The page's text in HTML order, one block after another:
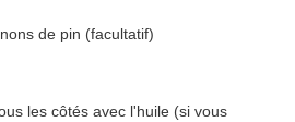
de pin (facultatif)
les côtés avec l'huile (si vous